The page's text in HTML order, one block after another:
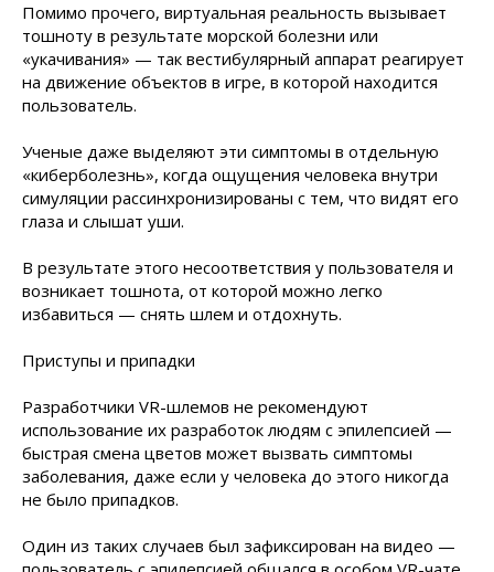
Помимо прочего, виртуальная реальность вызывает
тошноту в результате морской болезни или
«укачивания» — так вестибулярный аппарат реагирует
на движение объектов в игре, в которой находится
пользователь.
Ученые даже выделяют эти симптомы в отдельную
«киберболезнь», когда ощущения человека внутри
симуляции рассинхронизированы с тем, что видят его
глаза и слышат уши.
В результате этого несоответствия у пользователя и
возникает тошнота, от которой можно легко
избавиться — снять шлем и отдохнуть.
Приступы и припадки
Разработчики VR-шлемов не рекомендуют
использование их разработок людям с эпилепсией —
быстрая смена цветов может вызвать симптомы
заболевания, даже если у человека до этого никогда
не было припадков.
Один из таких случаев был зафиксирован на видео —